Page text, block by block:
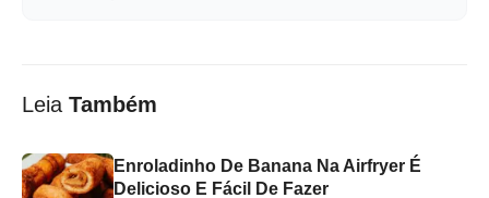
Leia Também
Enroladinho De Banana Na Airfryer É
Delicioso E Fácil De Fazer